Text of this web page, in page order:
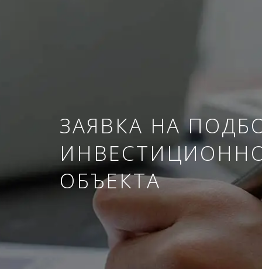
ЗАЯВКА НА
ОБЪЕКТА